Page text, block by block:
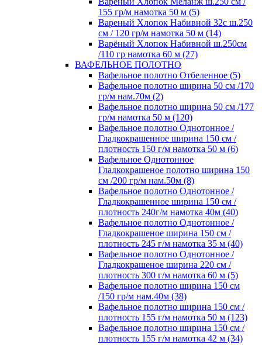
155 гр/м намотка 50 м (5)
Вареный Хлопок Набивной 32с ш.250
см / 120 гр/м намотка 50 м (14)
Варёный Хлопок Набивной ш.250см
/110 гр намотка 60 м (27)
ВАФЕЛЬНОЕ ПОЛОТНО
Вафельное полотно Отбеленное (5)
Вафельное полотно ширина 50 см /170
гр/м нам.70м (2)
Вафельное полотно ширина 50 см /177
гр/м намотка 50 м (120)
Вафельное полотно Однотонное /
Гладкокрашенное ширина 150 см /
плотность 150 г/м намотка 50 м (6)
Вафельное Однотонное
Гладкокрашеное полотно ширина 150
см /200 гр/м нам.50м (8)
Вафельное полотно Однотонное /
Гладкокрашенное ширина 150 см /
плотность 240г/м намотка 40м (40)
Вафельное полотно Однотонное /
Гладкокрашеное ширина 150 см /
плотность 245 г/м намотка 35 м (40)
Вафельное полотно Однотонное /
Гладкокрашеное ширина 220 см /
плотность 300 г/м намотка 60 м (5)
Вафельное полотно ширина 150 см
/150 гр/м нам.40м (38)
Вафельное полотно ширина 150 см /
плотность 155 г/м намотка 50 м (123)
Вафельное полотно ширина 150 см /
плотность 155 г/м намотка 42 м (34)